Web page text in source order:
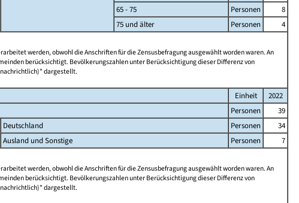
65 - 75
Personen
8
75 und älter
Personen
4
werden, obwohl die Anschriften für die Zensusbefragung ausgewählt worden waren. An
berücksichtigt. Bevölkerungszahlen unter Berücksichtigung dieser Differenz von
dargestellt.
Einheit
2022
Personen
39
Deutschland Personen
34
Ausland und Sonstige
Personen
7
werden, obwohl die Anschriften für die Zensusbefragung ausgewählt worden waren. An
berücksichtigt. Bevölkerungszahlen unter Berücksichtigung dieser Differenz von
dargestellt.